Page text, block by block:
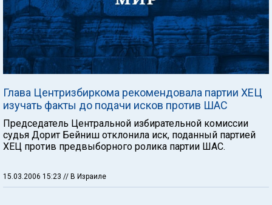
Глава Центризбиркома рекомендовала партии ХЕЦ
изучать факты до подачи исков против ШАС
Председатель Центральной избирательной комиссии
судья Дорит Бейниш отклонила иск, поданный партией
ХЕЦ против предвыборного ролика партии ШАС.
15.03.2006 15:23 // В Израиле